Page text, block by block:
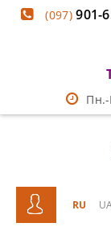
(097)901-
Пн.-
RU